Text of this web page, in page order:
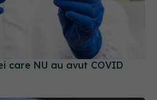
care NU au avut COVID